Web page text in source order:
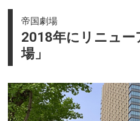
帝国劇場
2018年にリニュー
場」